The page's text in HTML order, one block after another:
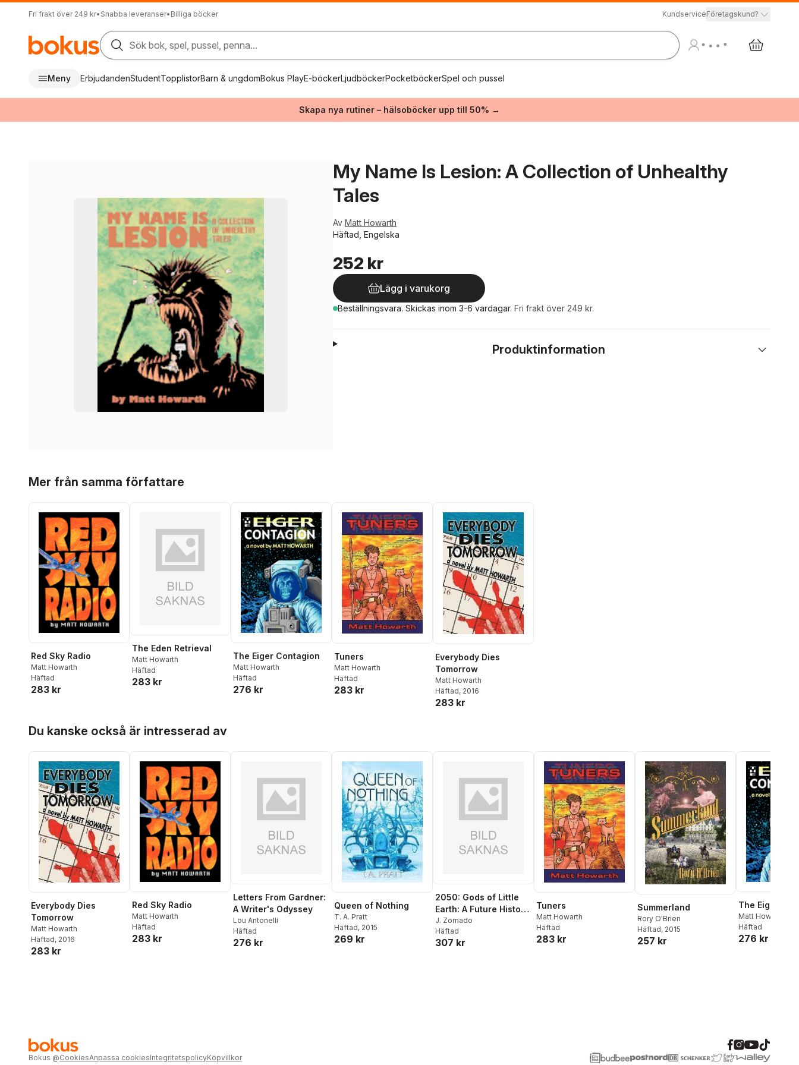
Fri frakt över 249 kr• Snabba leveranser• Billiga böcker KundserviceFöretagskund?
Sök bok, spel, pussel, penna...
Meny ErbjudandenStudentTopplistorBarn & ungdomBokus PlayE-böckerLjudböckerPocketböckerSpel och pussel
Skapa nya rutiner – hälsoböcker upp till 50% →
My Name Is Lesion: A Collection of Unhealthy
Tales
Av Matt Howarth
Häftad, Engelska
252 kr
Lägg i varukorg
Beställningsvara. Skickas inom 3-6 vardagar. Fri frakt över 249 kr.
Produktinformation
Mer från samma författare
Red Sky Radio
Matt Howarth
Häftad
283 kr
The Eden Retrieval
Matt Howarth
Häftad
283 kr
The Eiger Contagion
Matt Howarth
Häftad
276 kr
Tuners
Matt Howarth
Häftad
283 kr
Everybody Dies
Tomorrow
Matt Howarth
Häftad, 2016
283 kr
Du kanske också är intresserad av
Everybody Dies
Tomorrow
Matt Howarth
Häftad, 2016
283 kr
Red Sky Radio
Matt Howarth
Häftad
283 kr
Letters From Gardner:
A Writer's Odyssey
Lou Antonelli
Häftad
276 kr
Queen of Nothing
T. A. Pratt
Häftad, 2015
269 kr
2050: Gods of Little
Earth: A Future History,
Volume 1
J. Zornado
Häftad
307 kr
Tuners
Matt Howarth
Häftad
283 kr
Summerland
Rory O'Brien
Häftad, 2015
257 kr
The Eiger
Matt Howarth
Häftad
276 kr
Bokus @CookiesAnpassa cookiesIntegritetspolicyKöpvillkor